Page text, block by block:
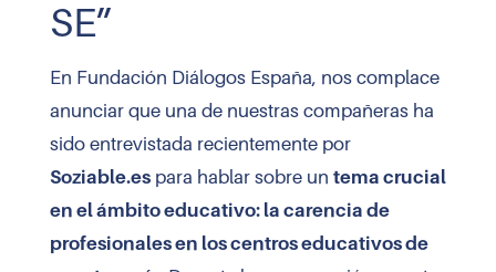
SE”
En Fundación Diálogos España, nos complace
anunciar que una de nuestras compañeras ha
sido entrevistada recientemente por
Soziable.espara hablar sobre un tema crucial
en el ámbito educativo: la carencia de
profesionales en los centros educativos de